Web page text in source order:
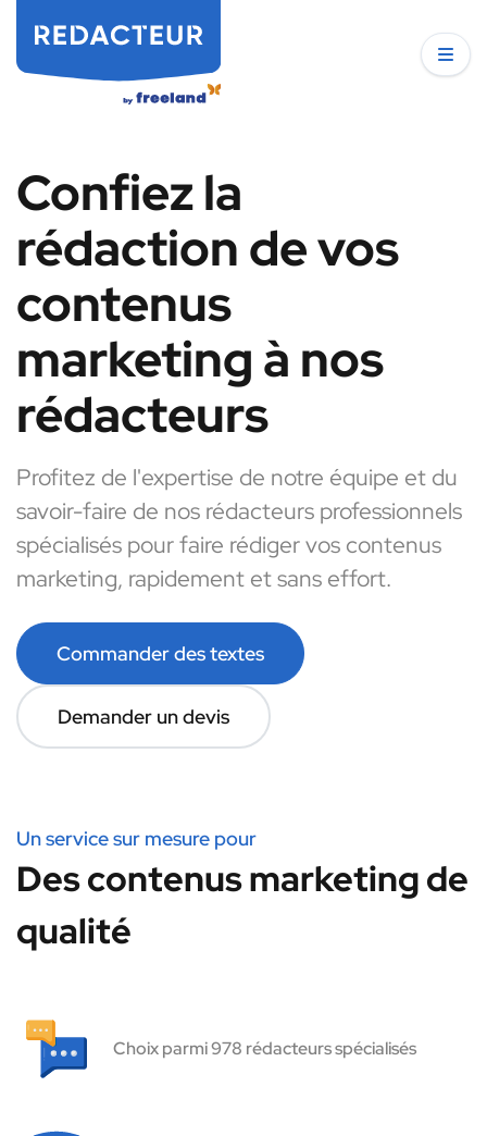
Confiez la
rédaction de vos
contenus
marketing à nos
rédacteurs
Profitez de l'expertise de notre équipe et du
savoir-faire de nos rédacteurs professionnels
spécialisés pour faire rédiger vos contenus
marketing, rapidement et sans effort.
Commander des textes
Demander un devis
Un service sur mesure pour
Des contenus marketing de
qualité
Choix parmi 978 rédacteurs spécialisés